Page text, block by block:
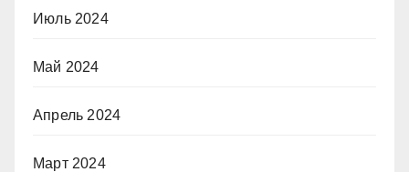
Июль 2024
Май 2024
Апрель 2024
Март 2024